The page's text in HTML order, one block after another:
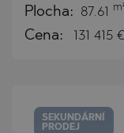
Plocha: 87.61
Cena: 131 415
SEKUNDÁRNÍ
PRODEJ